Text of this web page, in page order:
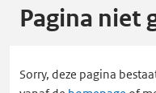
Pagina niet
Sorry, deze pagina